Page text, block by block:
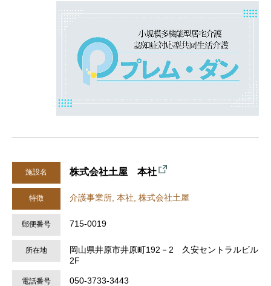
施設名 株式会社土屋 本社
特徴 介護事業所, 本社, 株式会社土屋
郵便番号 715-0019
所在地
岡山県井原市井原町192－2 久安セントラルビル
2F
電話番号 050-3733-3443